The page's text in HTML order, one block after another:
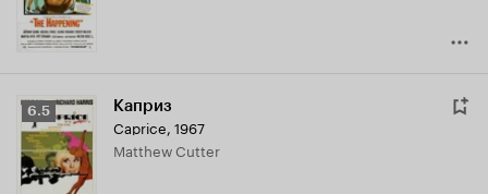
Рейтинг
Кинопоиска
6.5
6.5 Каприз
Caprice, 1967
Matthew Cutter